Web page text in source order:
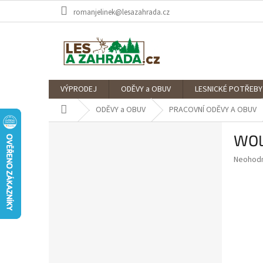
romanjelinek@lesazahrada.cz
VÝPRODEJ ODĚVY a OBUV LESNICKÉ POTŘEBY
Domů ODĚVY a OBUV PRACOVNÍ ODĚVY A OBUV